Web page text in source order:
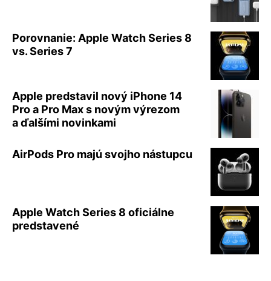
Porovnanie: Apple Watch Series 8
vs. Series 7
Apple predstavil nový iPhone 14
Pro a Pro Max s novým výrezom
a ďalšími novinkami
AirPods Pro majú svojho nástupcu
Apple Watch Series 8 oficiálne
predstavené